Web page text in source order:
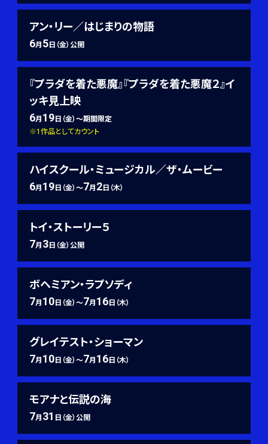
アン・リー／はじまりの物語
6月 5 日（金）公開
『プラダを着た悪魔』『プラダを着た悪魔２』イ
ッキ見上映
6月 19 日（金）～期間限定
※1作品としてカウント
ハイスクール・ミュージカル／ザ・ムービー
6月 19 日（金）～7月 2 日（木）
トイ・ストーリー５
7月 3 日（金）公開
ボヘミアン・ラプソディ
7月 10 日（金）～7月 16 日（木）
グレイテスト・ショーマン
7月 10 日（金）～7月 16 日（木）
モアナと伝説の海
7月 31 日（金）公開